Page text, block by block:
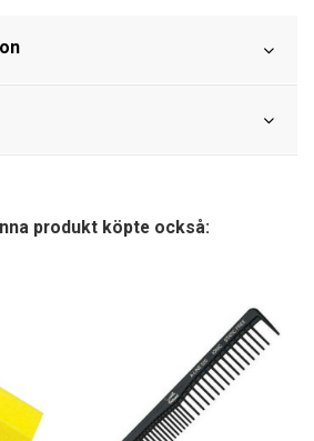
produkt köpte också: